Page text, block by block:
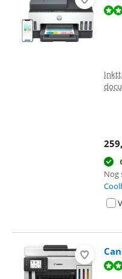
Beoordeling is 8,4 van de 10,
259
Nog
Beoordeling is 8,8 van de 10,